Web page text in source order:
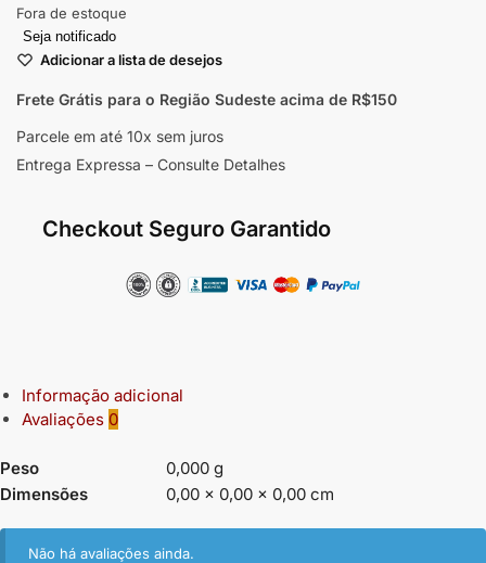
Fora de estoque
Seja notificado
Adicionar a lista de desejos
Frete Grátis para o Região Sudeste acima de R$150
Parcele em até 10x sem juros
Entrega Expressa – Consulte Detalhes
Checkout Seguro Garantido
Informação adicional
Avaliações 0
Peso
0,000 g
Dimensões
0,00 × 0,00 × 0,00 cm
Não há avaliações ainda.